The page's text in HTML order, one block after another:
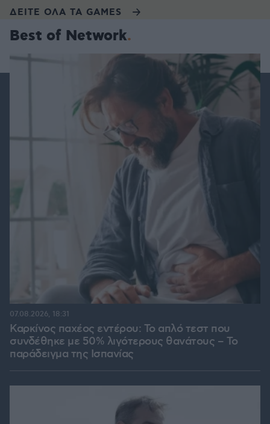
ΔΕΙΤΕ ΟΛΑ ΤΑ GAMES
Best of Network
Καρκίνος παχέος εντέρου: Το απλό τεστ που
συνδέθηκε με 50% λιγότερους θανάτους – Το
παράδειγμα της Ισπανίας
07.08.2026, 18:31